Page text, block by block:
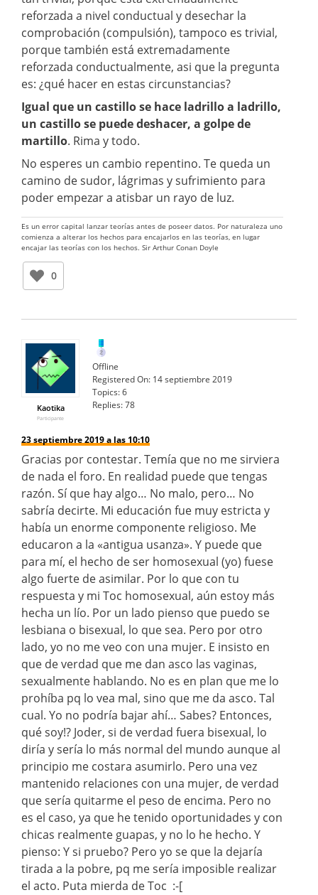
reforzada a nivel conductual y desechar la
comprobación (compulsión), tampoco es trivial,
porque también está extremadamente
reforzada conductualmente, asi que la pregunta
es: ¿qué hacer en estas circunstancias?
Igual que un castillo se hace ladrillo a ladrillo,
un castillo se puede deshacer, a golpe de
martillo. Rima y todo.
No esperes un cambio repentino. Te queda un
camino de sudor, lágrimas y sufrimiento para
poder empezar a atisbar un rayo de luz.
Es un error capital lanzar teorías antes de poseer datos. Por naturaleza uno
comienza a alterar los hechos para encajarlos en las teorías, en lugar
encajar las teorías con los hechos. Sir Arthur Conan Doyle
0
Kaotika
Participante
Offline
Registered On: 14 septiembre 2019
Topics:6
Replies:78
23 septiembre 2019 a las 10:10
Gracias por contestar. Temía que no me sirviera
de nada el foro. En realidad puede que tengas
razón. Sí que hay algo… No malo, pero… No
sabría decirte. Mi educación fue muy estricta y
había un enorme componente religioso. Me
educaron a la «antigua usanza». Y puede que
para mí, el hecho de ser homosexual (yo) fuese
algo fuerte de asimilar. Por lo que con tu
respuesta y mi Toc homosexual, aún estoy más
hecha un lío. Por un lado pienso que puedo se
lesbiana o bisexual, lo que sea. Pero por otro
lado, yo no me veo con una mujer. E insisto en
que de verdad que me dan asco las vaginas,
sexualmente hablando. No es en plan que me lo
prohíba pq lo vea mal, sino que me da asco. Tal
cual. Yo no podría bajar ahí… Sabes? Entonces,
qué soy!? Joder, si de verdad fuera bisexual, lo
diría y sería lo más normal del mundo aunque al
principio me costara asumirlo. Pero una vez
mantenido relaciones con una mujer, de verdad
que sería quitarme el peso de encima. Pero no
es el caso, ya que he tenido oportunidades y con
chicas realmente guapas, y no lo he hecho. Y
pienso: Y si pruebo? Pero yo se que la dejaría
tirada a la pobre, pq me sería imposible realizar
el acto. Puta mierda de Toc :-[